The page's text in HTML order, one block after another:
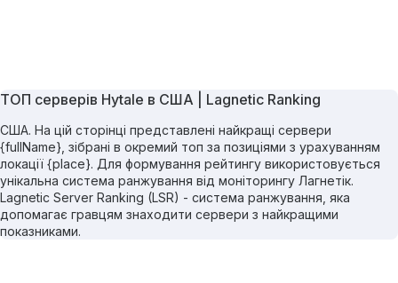
ТОП серверів Hytale в США | Lagnetic Ranking
США. На цій сторінці представлені найкращі сервери
{fullName}, зібрані в окремий топ за позиціями з урахуванням
локації {place}. Для формування рейтингу використовується
унікальна система ранжування від моніторингу Лагнетік.
Lagnetic Server Ranking (LSR) - система ранжування, яка
допомагає гравцям знаходити сервери з найкращими
показниками.